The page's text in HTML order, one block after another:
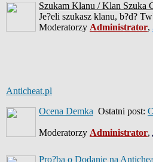
Szukam Klanu / Klan Szuka
Je?eli szukasz klanu, b?d?
Moderatorzy Administrator,
Anticheat.pl
Ocena Demka Ostatni post:
Moderatorzy Administrator,
Pro?ba o Dodanie na